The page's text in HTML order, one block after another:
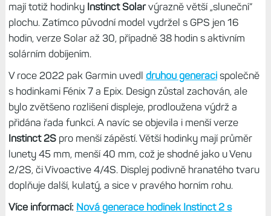
mají totiž hodinky Instinct Solarvýrazně větší „sluneční“
plochu. Zatímco původní model vydržel s GPS jen 16
hodin, verze Solar až 30, případně 38 hodin s aktivním
solárním dobíjením.
V roce 2022 pak Garmin uvedl druhou generacispolečně
s hodinkami Fénix 7 a Epix. Design zůstal zachován, ale
bylo zvětšeno rozlišení displeje, prodloužena výdrž a
přidána řada funkcí. A navíc se objevila i menší verze
Instinct 2Spro menší zápěstí. Větší hodinky mají průměr
lunety 45 mm, menší 40 mm, což je shodné jako u Venu
2/2S, či Vívoactive 4/4S. Displej podivně hranatého tvaru
doplňuje další, kulatý, a sice v pravého horním rohu.
Více informací: Nová generace hodinek Instinct 2 s